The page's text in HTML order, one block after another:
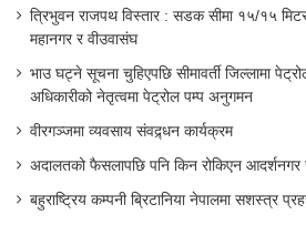
त्रिभुवन राजपथ विस्तार : सडक सीमा १५/१५
महानगर र वीउवासंघ
भाउ घट्ने सूचना चुहिएपछि सीमावर्ती जिल्लामा
अधिकारीको नेतृत्वमा पेट्रोल पम्प अनुगमन
वीरगञ्जमा व्यवसाय संवद्र्धन कार्यक्रम
अदालतको फैसलापछि पनि किन रोकिएन आदर्शनगर
बहुराष्ट्रिय कम्पनी ब्रिटानिया नेपालमा सशस्त्र